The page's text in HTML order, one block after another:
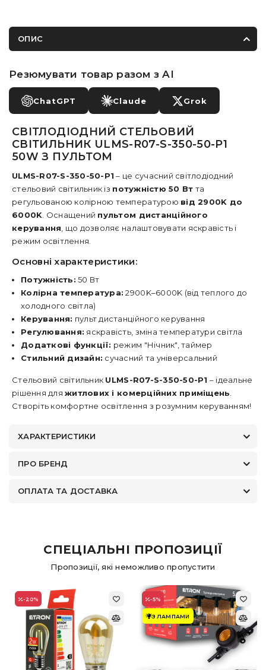
ОПИС
Резюмувати товар разом з AI
ChatGPT Claude Grok
СВІТЛОДІОДНИЙ СТЕЛЬОВИЙ
СВІТИЛЬНИК ULMS-R07-S-350-50-P1
50W З ПУЛЬТОМ
ULMS-R07-S-350-50-P1 – це сучасний світлодіодний
стельовий світильник із потужністю 50 Вт та
регульованою колірною температурою від 2900K до
6000K . Оснащений пультом дистанційного
керування , що дозволяє налаштовувати яскравість і
режим освітлення.
Основні характеристики:
Потужність: 50 Вт
Колірна температура: 2900K–6000K (від теплого до
холодного світла)
Керування: пульт дистанційного керування
Регулювання: яскравість, зміна температури світла
Додаткові функції: режим "Нічник", таймер
Стильний дизайн: сучасний та універсальний
Стельовий світильник ULMS-R07-S-350-50-P1 – ідеальне
рішення дляжитлових і комерційних приміщень
Створіть комфортне освітлення з розумним керуванням!
ХАРАКТЕРИСТИКИ
ПРО БРЕНД
ОПЛАТА ТА ДОСТАВКА
СПЕЦІАЛЬНІ ПРОПОЗИЦІЇ
Пропозиції, які неможливо пропустити
-20% -5%
З ЛАМПАМИ